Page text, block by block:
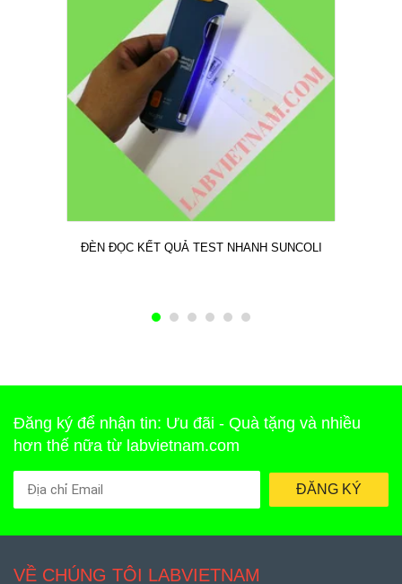
ĐÈN ĐỌC KẾT QUẢ TEST NHANH SUNCOLI
Đăng ký để nhận tin: Ưu đãi - Quà tặng và nhiều
hơn thế nữa từ labvietnam.com
ĐĂNG KÝ
VỀ CHÚNG TÔI LABVIETNAM